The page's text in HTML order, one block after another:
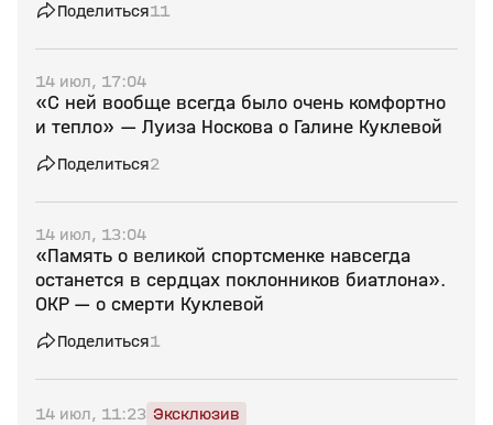
Поделиться11
14 июл, 17:04
«С ней вообще всегда было очень комфортно
и тепло» — Луиза Носкова о Галине Куклевой
Поделиться2
14 июл, 13:04
«Память о великой спортсменке навсегда
останется в сердцах поклонников биатлона».
ОКР — о смерти Куклевой
Поделиться1
14 июл, 11:23 Эксклюзив